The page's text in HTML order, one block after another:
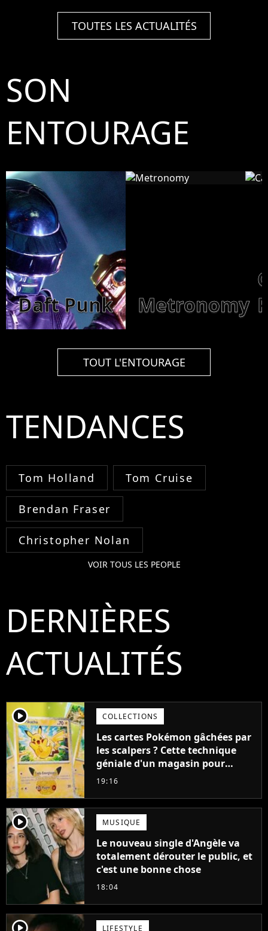
TOUTES LES ACTUALITÉS
SON
ENTOURAGE
Daft Punk Metronomy
TOUT L'ENTOURAGE
TENDANCES
Tom Holland Tom Cruise
Brendan Fraser
Christopher Nolan
VOIR TOUS LES PEOPLE
DERNIÈRES
ACTUALITÉS
player2 COLLECTIONS
Les cartes Pokémon gâchées par
les scalpers ? Cette technique
géniale d'un magasin pour
ruiner les revendeurs
19:16
player2 MUSIQUE
Le nouveau single d'Angèle va
totalement dérouter le public, et
c'est une bonne chose
18:04
LIFESTYLE